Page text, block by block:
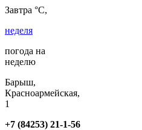
Завтра °C,
неделя
погода на
неделю
Барыш,
Красноармейская,
1
+7 (84253) 21-1-56